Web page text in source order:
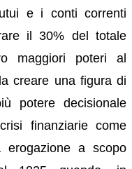
e i conti correnti
il 30% del totale
maggiori poteri al
creare una figura di
potere decisionale
finanziarie come
a scopo